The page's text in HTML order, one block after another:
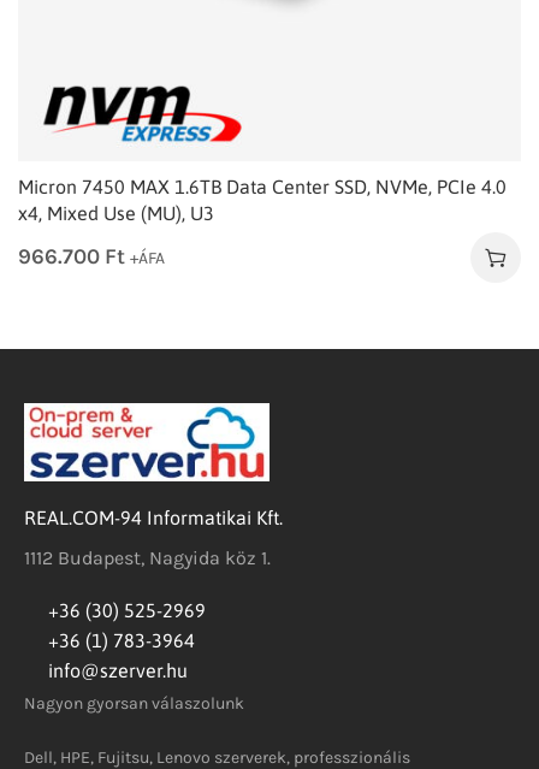
Micron 7450 MAX 1.6TB Data Center SSD, NVMe, PCIe 4.0
x4, Mixed Use (MU), U3
966.700 Ft +ÁFA
REAL.COM-94 Informatikai Kft.
1112 Budapest, Nagyida köz 1.
+36 (30) 525-2969
+36 (1) 783-3964
info@szerver.hu
Nagyon gyorsan válaszolunk
Dell, HPE, Fujitsu, Lenovo szerverek, professzionális